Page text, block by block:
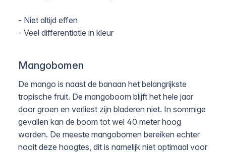
- Niet altijd effen
- Veel differentiatie in kleur
Mangobomen
De mango is naast de banaan het belangrijkste
tropische fruit. De mangoboom blijft het hele jaar
door groen en verliest zijn bladeren niet. In sommige
gevallen kan de boom tot wel 40 meter hoog
worden. De meeste mangobomen bereiken echter
nooit deze hoogtes, dit is namelijk niet optimaal voor